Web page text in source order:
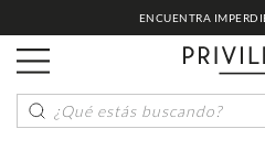
ENCUENTRA
¿Qué estás buscando?